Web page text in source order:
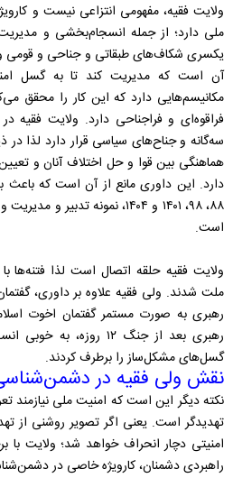
ولایت فقیه، مفهومی انتزاعی نیست و
ملی دارد؛ از جمله انسجام‌بخشی و
یکسری شکاف‌های طبقاتی و جناحی و قومی
آن است که مدیریت کند تا به گسل
مکانیسم‌هایی دارد که این کار را محقق
فراقوه‌ای و فراجناحی دارد. ولایت فقیه
هماهنگی بین قوا و حل اختلاف آنان و
دارد. این داوری مانع از آن است که باعث
۸۸، ۹۸، ۱۴۰۱ و ۱۴۰۴، نمونه
است.
ولایت فقیه حلقه اتصال است لذا فتنه‌ها
ملت شدند. ولی فقیه علاوه بر داوری،
رهبری به صورت مستمر گفتمان اخوت
رهبری بعد از جنگ ۱۲
گسل‌های مشکل‌ساز را برطرف کردند.
نقش ولی فقیه در
نکته دیگر این است که امنیت ملی نیازمند
تهدیدگر است. یعنی اگر تصویر روشنی از
امنیتی دچار انحراف خواهد شد؛ ولایت با
راهبردی دشمنان، کارویژه خاصی در